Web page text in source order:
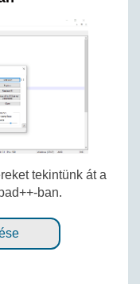
tekintünk át a
ban.